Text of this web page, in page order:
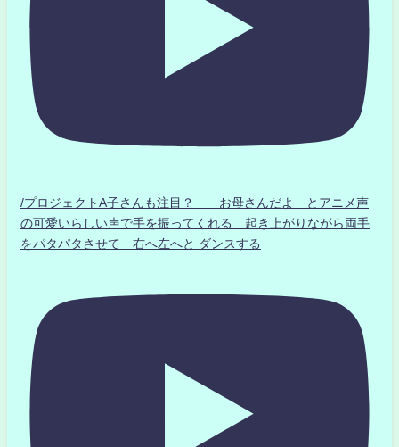
/プロジェクトA子さんも注目？ お母さんだよ とアニメ声
の可愛いらしい声で手を振ってくれる 起き上がりながら両手
をパタパタさせて 右へ左へと ダンスする